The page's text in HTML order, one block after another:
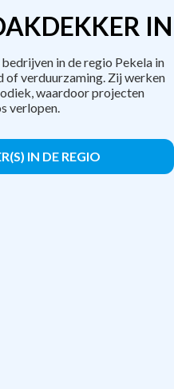
IN
in de regio Pekela in
of verduurzaming. Zij werken
waardoor projecten
verlopen.
IN DE REGIO